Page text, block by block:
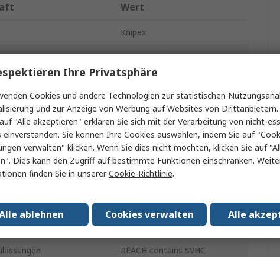
Wert
Knipex
Crimp-Werkzeug
mit Gedrehte Kontakte
Komfortgriff
0.14 To 6 mm²
Schließer (NO)
97
250mm
Ratsche Ja
REACH contains SVHC
Ihre Privatsphäre
Cookies und andere Technologien zur statistischen
und zur Anzeige von Werbung auf Websites von
"Alle akzeptieren" erklären Sie sich mit der Verarbeitung von nicht-
einverstanden. Sie können Ihre Cookies auswählen, indem Sie auf
verwalten" klicken. Wenn Sie dies nicht möchten, klicken Sie auf
Dies kann den Zugriff auf bestimmte Funktionen einschränken.
finden Sie in unsererCookie-Richtlinie.
Alle
Cookies verwalten
ablehnen